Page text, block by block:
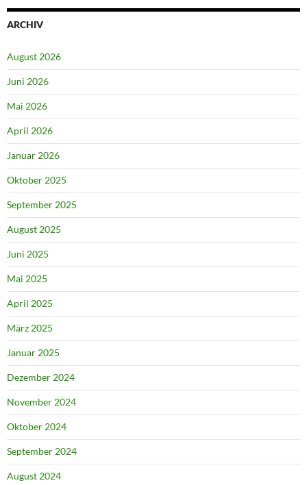
ARCHIV
August 2026
Juni 2026
Mai 2026
April 2026
Januar 2026
Oktober 2025
September 2025
August 2025
Juni 2025
Mai 2025
April 2025
März 2025
Januar 2025
Dezember 2024
November 2024
Oktober 2024
September 2024
August 2024